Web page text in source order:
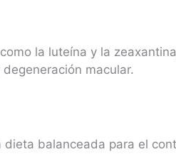
la luteína y la
macular.
balanceada para el